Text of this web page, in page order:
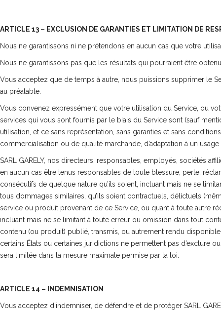
ARTICLE 13 – EXCLUSION DE GARANTIES ET LIMITATION DE
Nous ne garantissons ni ne prétendons en aucun cas que votre
Nous ne garantissons pas que les résultats qui pourraient être
Vous acceptez que de temps à autre, nous puissions supprimer le
au préalable.
Vous convenez expressément que votre utilisation du Service, ou
services qui vous sont fournis par le biais du Service sont (sauf
utilisation, et ce sans représentation, sans garanties et sans
commercialisation ou de qualité marchande, d’adaptation à un
SARL GARELY, nos directeurs, responsables, employés, sociétés
en aucun cas être tenus responsables de toute blessure, perte,
consécutifs de quelque nature qu’ils soient, incluant mais ne se
tous dommages similaires, qu’ils soient contractuels, délictuels
service ou produit provenant de ce Service, ou quant à toute autre
incluant mais ne se limitant à toute erreur ou omission dans tout
contenu (ou produit) publié, transmis, ou autrement rendu
certains États ou certaines juridictions ne permettent pas d’exclure
sera limitée dans la mesure maximale permise par la loi.
ARTICLE 14 – INDEMNISATION
Vous acceptez d’indemniser, de défendre et de protéger SARL